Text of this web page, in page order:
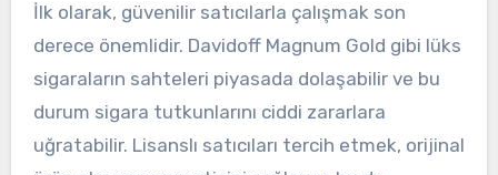
İlk olarak, güvenilir satıcılarla çalışmak son
derece önemlidir. Davidoff Magnum Gold gibi lüks
sigaraların sahteleri piyasada dolaşabilir ve bu
durum sigara tutkunlarını ciddi zararlara
uğratabilir. Lisanslı satıcıları tercih etmek, orijinal